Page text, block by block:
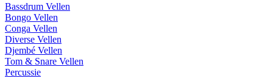
Bassdrum Vellen
Bongo Vellen
Conga Vellen
Diverse Vellen
Djembé Vellen
Tom & Snare Vellen
Percussie